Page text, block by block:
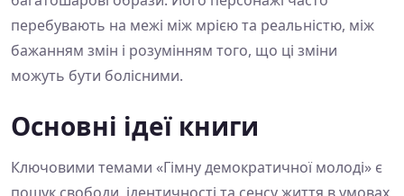
перебувають на межі між мрією та реальністю, між
бажанням змін і розумінням того, що ці зміни
можуть бути болісними.
Основні ідеї книги
Ключовими темами «Гімну демократичної молоді» є